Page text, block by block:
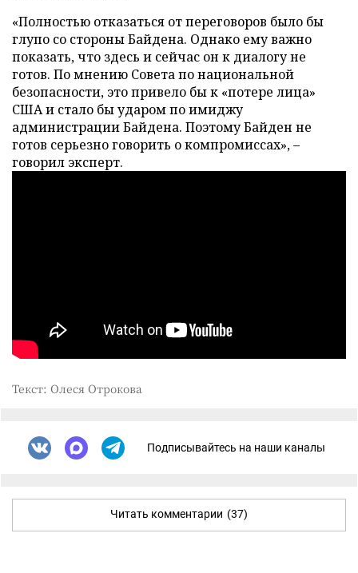
«Полностью отказаться от переговоров было бы
глупо со стороны Байдена. Однако ему важно
показать, что здесь и сейчас он к диалогу не
готов. По мнению Совета по национальной
безопасности, это привело бы к «потере лица»
США и стало бы ударом по имиджу
администрации Байдена. Поэтому Байден не
готов серьезно говорить о компромиссах», –
говорил эксперт.
Текст: Олеся Отрокова
Подписывайтесь на наши каналы
Читать комментарии (37)